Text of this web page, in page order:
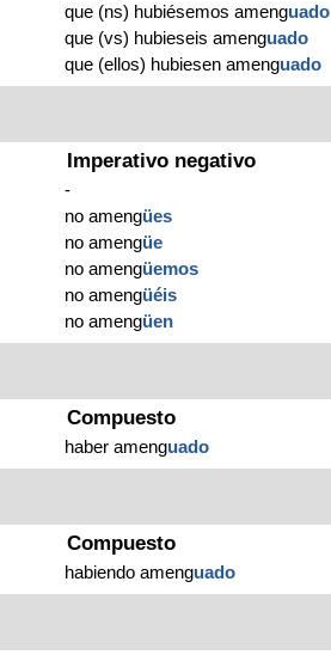
que (ns) hubiésemos amenguado
que (vs) hubieseis amenguado
que (ellos) hubiesen amenguado
Imperativo negativo
-
no amengües
no amengüe
no amengüemos
no amengüéis
no amengüen
Compuesto
haber amenguado
Compuesto
habiendo amenguado